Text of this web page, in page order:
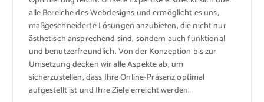
alle Bereiche des Webdesigns und ermöglicht es uns,
maßgeschneiderte Lösungen anzubieten, die nicht nur
ästhetisch ansprechend sind, sondern auch funktional
und benutzerfreundlich. Von der Konzeption bis zur
Umsetzung decken wir alle Aspekte ab, um
sicherzustellen, dass Ihre Online-Präsenz optimal
aufgestellt ist und Ihre Ziele erreicht werden.